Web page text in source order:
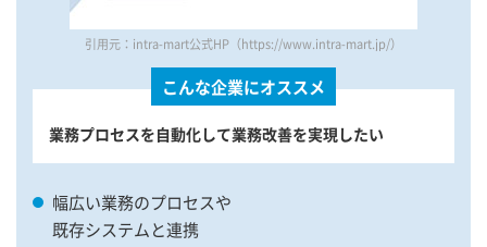
引用元：intra-mart公式HP（https://www.intra-mart.jp/）
こんな企業にオススメ
業務プロセスを自動化して業務改善を実現したい
幅広い業務のプロセスや
既存システムと連携